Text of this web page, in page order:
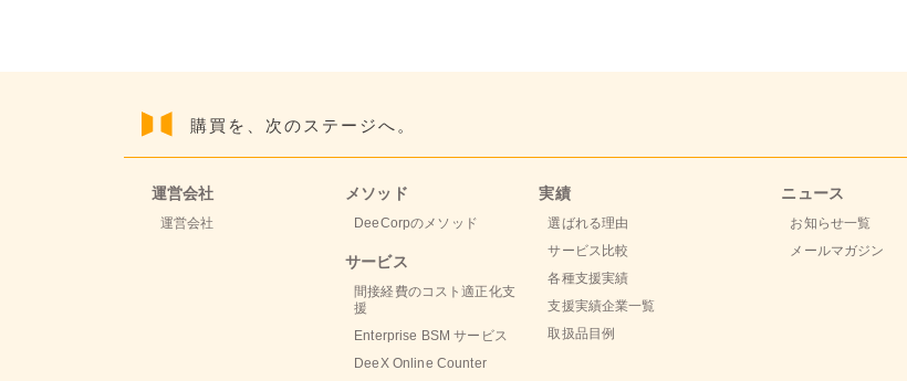
購買を、次のステージへ。
運営会社
運営会社
メソッド
DeeCorpのメソッド
サービス
間接経費のコスト適正化支
援
Enterprise BSM サービス
DeeX Online Counter
実績
選ばれる理由
サービス比較
各種支援実績
支援実績企業一覧
取扱品目例
ニュース
お知らせ一覧
メールマガジン